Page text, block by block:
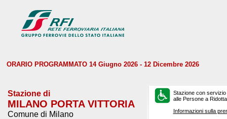
ORARIO PROGRAMMATO 14 Giugno 2026 - 12 Dicembre 2026
Stazione di
MILANO PORTA VITTORIA
Comune di Milano
Stazione con
alle Persone a
Informazioni sulla